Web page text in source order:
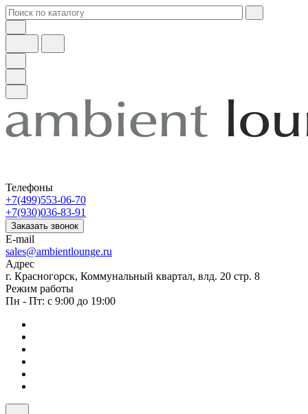
Телефоны
+7(499)553-06-70
+7(930)036-83-91
Заказать звонок
E-mail
sales@ambientlounge.ru
Адрес
г. Красногорск, Коммунальный квартал, влд. 20 стр. 8
Режим работы
Пн - Пт: с 9:00 до 19:00